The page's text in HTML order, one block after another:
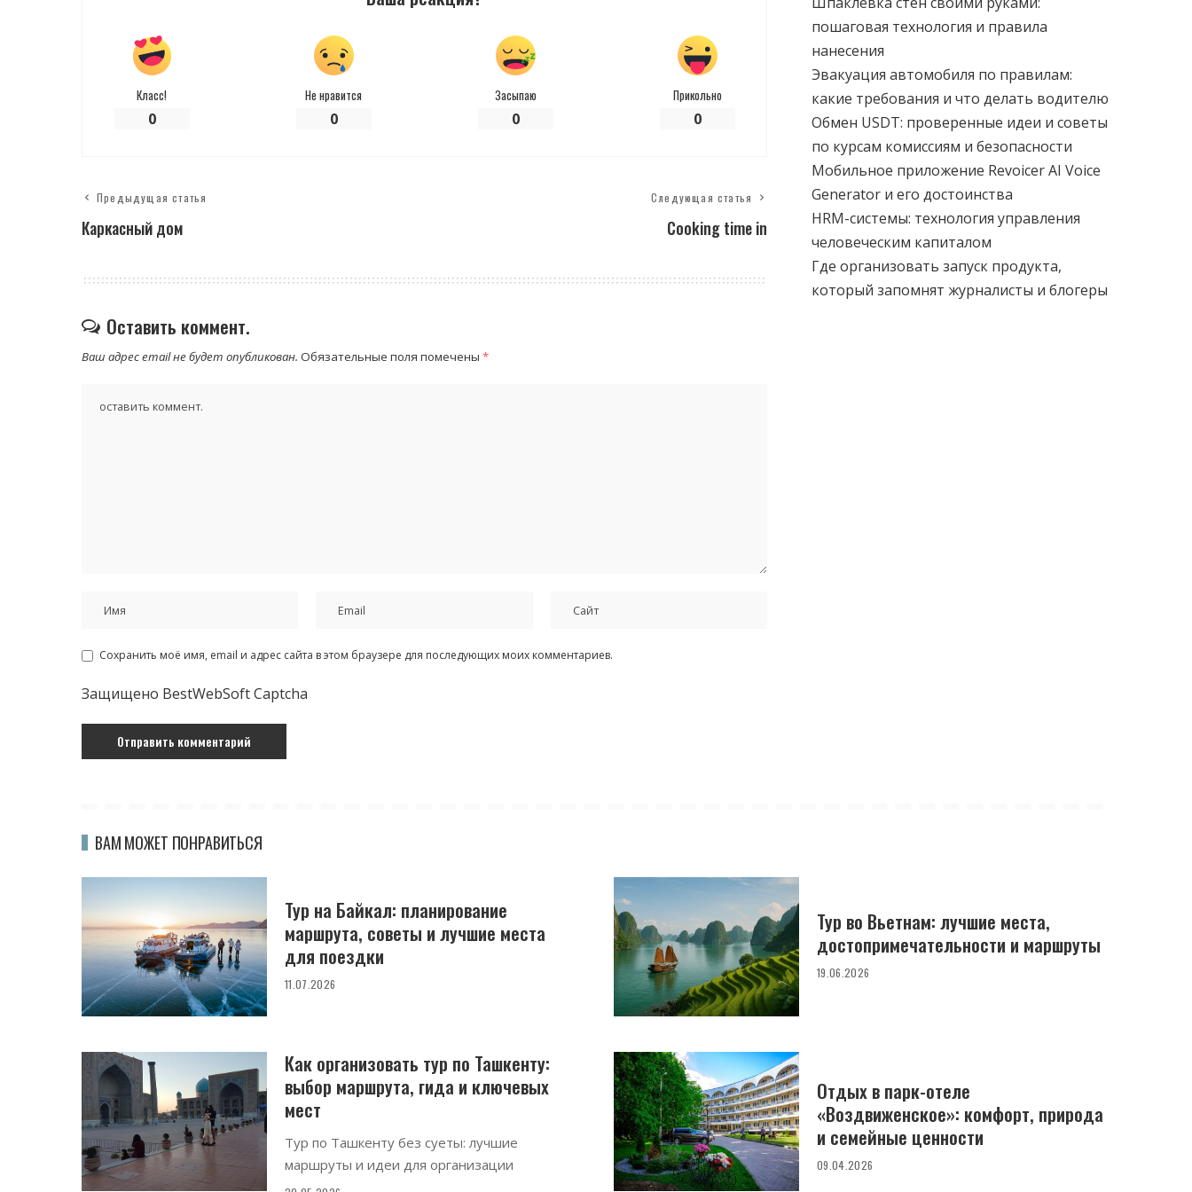
Класс!
0
Не нравится
0
Засыпаю
0
Прикольно
0
Предыдущая статья
Каркасный дом
Следующая статья
Cooking time in
Оставить коммент.
Ваш адрес email не будет опубликован. Обязательные поля помечены *
Сохранить моё имя, email и адрес сайта в этом браузере для последующих моих комментариев.
Защищено BestWebSoft Captcha
пошаговая технология и правила
нанесения
Эвакуация автомобиля по правилам:
какие требования и что делать водителю
Обмен USDT: проверенные идеи и советы
по курсам комиссиям и безопасности
Мобильное приложение Revoicer AI Voice
Generator и его достоинства
HRM-системы: технология управления
человеческим капиталом
Где организовать запуск продукта,
который запомнят журналисты и блогеры
ВАМ МОЖЕТ ПОНРАВИТЬСЯ
Тур на Байкал: планирование
маршрута, советы и лучшие места
для поездки
11.07.2026
Тур во Вьетнам: лучшие места,
достопримечательности и маршруты
19.06.2026
Как организовать тур по Ташкенту:
выбор маршрута, гида и ключевых
мест
Тур по Ташкенту без суеты: лучшие
маршруты и идеи для организации
Отдых в парк-отеле
«Воздвиженское»: комфорт, природа
и семейные ценности
09.04.2026